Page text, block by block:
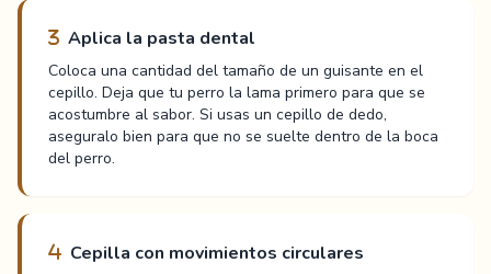
Aplica la pasta dental
Coloca una cantidad del tamaño de un guisante en el
cepillo. Deja que tu perro la lama primero para que se
acostumbre al sabor. Si usas un cepillo de dedo,
aseguralo bien para que no se suelte dentro de la boca
del perro.
Cepilla con movimientos circulares